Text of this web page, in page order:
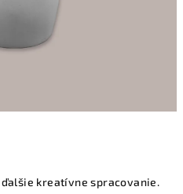
kreatívne spracovanie.